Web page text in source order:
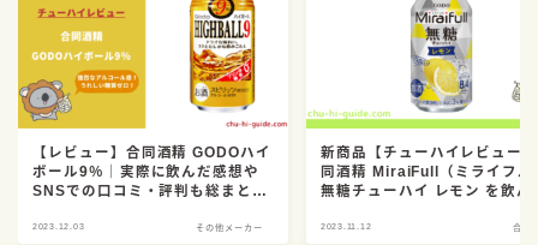
【レビュー】合同酒精 GODOハイ
ボール9％｜実際に飲んだ感想や
SNSでの口コミ・評判も総まと
2023.12.03 その他メーカー
新商品【チューハイレビュー
同酒精 MiraiFull（ミライフル
無糖チューハイ レモン を飲ん
2023.11.12 合同